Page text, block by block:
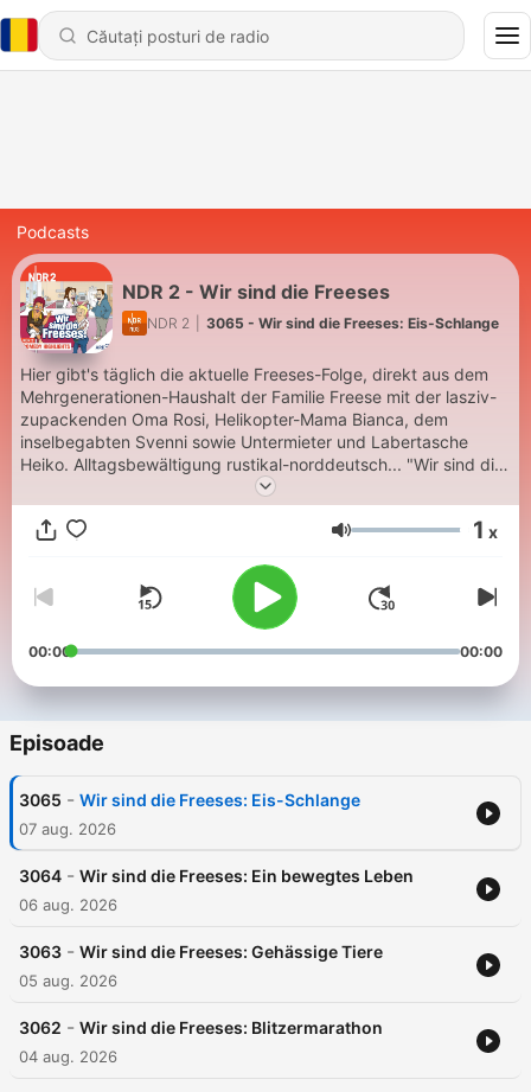
Podcasts
NDR 2 - Wir sind die Freeses
NDR 2 3065 - Wir sind die Freeses: Eis-Schlange
Hier gibt's täglich die aktuelle Freeses-Folge, direkt aus dem
Mehrgenerationen-Haushalt der Familie Freese mit der lasziv-
zupackenden Oma Rosi, Helikopter-Mama Bianca, dem
inselbegabten Svenni sowie Untermieter und Labertasche
Heiko. Alltagsbewältigung rustikal-norddeutsch... "Wir sind die
Freeses" um 7.17 Uhr als Best-Of - und jederzeit verfügbar in
den NDR 2 Comedy Highlights und natürlich bei ARD Sounds.
Volum 1 x
00:00 00:00
Episoade
3065 - Wir sind die Freeses: Eis-Schlange
07 aug. 2026
3064 - Wir sind die Freeses: Ein bewegtes Leben
06 aug. 2026
3063 - Wir sind die Freeses: Gehässige Tiere
05 aug. 2026
3062 - Wir sind die Freeses: Blitzermarathon
04 aug. 2026